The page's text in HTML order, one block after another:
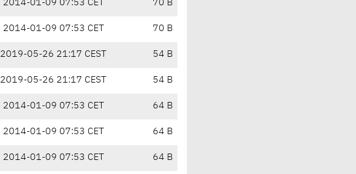
2014-01-09 07:53 CET 70 B
2014-01-09 07:53 CET 70 B
2019-05-26 21:17 CEST 54 B
2019-05-26 21:17 CEST 54 B
2014-01-09 07:53 CET 64 B
2014-01-09 07:53 CET 64 B
2014-01-09 07:53 CET 64 B